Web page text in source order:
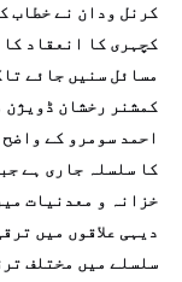
کرنل ودان نے خطاب
کچہری کا انعقاد
مسائل سنیں جائے
کمشنر رخشان ڈویژن
احمد سومرو کے
کا سلسلہ جاری ہے
خزانہ و معدنیات
دیہی علاقوں میں
سلسلے میں مختلف